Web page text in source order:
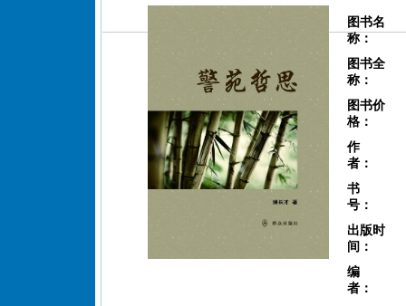
图书名
称：
图书全
称：
图书价
格：
作
者：
书
号：
出版时
间：
编
者：